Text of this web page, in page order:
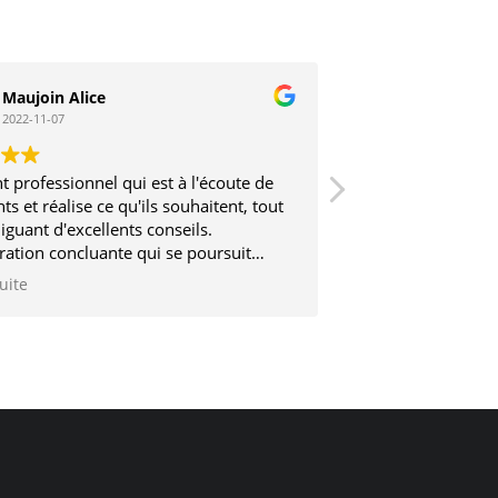
Maujoin Alice
2022-11-07
professionnel qui est à l'écoute de
et réalise ce qu'ils souhaitent, tout
d'excellents conseils.
concluante qui se poursuit